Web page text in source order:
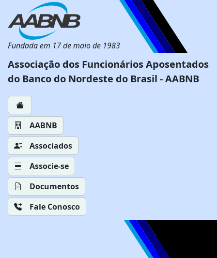
Fundada em 17 de maio de 1983
Associação dos Funcionários Aposentados
do Banco do Nordeste do Brasil - AABNB
AABNB
Associados
Associe-se
Documentos
Fale Conosco